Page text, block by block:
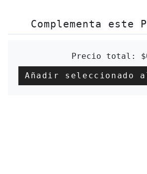
Complementa este
Precio total:
Añadir seleccionado